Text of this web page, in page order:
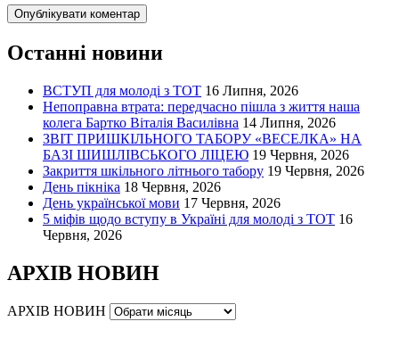
Останні новини
ВСТУП для молоді з ТОТ 16 Липня, 2026
Непоправна втрата: передчасно пішла з життя наша
колега Бартко Віталія Василівна 14 Липня, 2026
ЗВІТ ПРИШКІЛЬНОГО ТАБОРУ «ВЕСЕЛКА» НА
БАЗІ ШИШЛІВСЬКОГО ЛІЦЕЮ 19 Червня, 2026
Закриття шкільного літнього табору 19 Червня, 2026
День пікніка 18 Червня, 2026
День української мови 17 Червня, 2026
5 міфів щодо вступу в Україні для молоді з ТОТ 16
Червня, 2026
АРХІВ НОВИН
АРХІВ НОВИН